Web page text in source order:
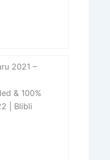
2021 –
& 100%
| Blibli